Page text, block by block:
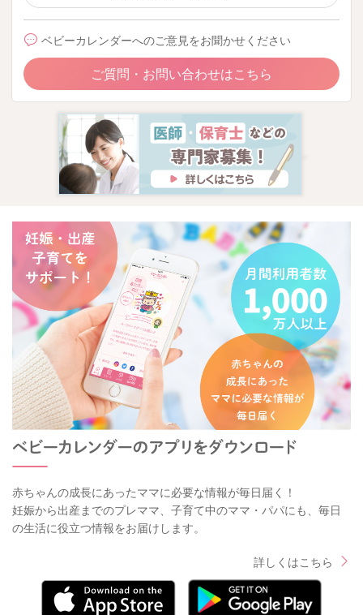
ベビーカレンダーへのご意見をお聞かせください
ご質問・お問い合わせはこちら
赤ちゃんの成長にあったママに必要な情報が毎日届く！
妊娠から出産までのプレママ、子育て中のママ・パパにも、毎日
の生活に役立つ情報をお届けします。
詳しくはこちら